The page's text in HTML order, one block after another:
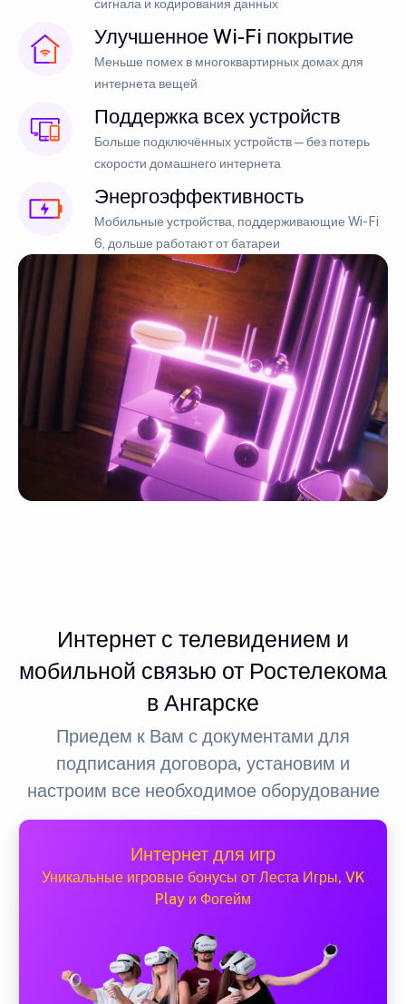
сигнала и кодирования данных
Улучшенное Wi-Fi покрытие
Меньше помех в многоквартирных домах для
интернета вещей
Поддержка всех устройств
Больше подключённых устройств — без потерь
скорости домашнего интернета
Энергоэффективность
Мобильные устройства, поддерживающие Wi-Fi
6, дольше работают от батареи
Интернет с телевидением и
мобильной связью от Ростелекома
в Ангарске
Приедем к Вам с документами для
подписания договора, установим и
настроим все необходимое оборудование
Интернет для игр
Уникальные игровые бонусы от Леста Игры, VK
Play и Фогейм